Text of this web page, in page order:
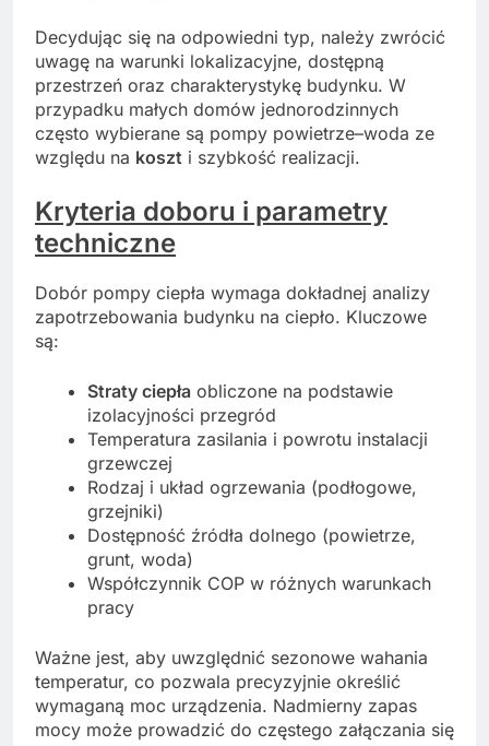
Decydując się na odpowiedni typ, należy zwrócić
uwagę na warunki lokalizacyjne, dostępną
przestrzeń oraz charakterystykę budynku. W
przypadku małych domów jednorodzinnych
często wybierane są pompy powietrze–woda ze
względu na koszt i szybkość realizacji.
Kryteria doboru i parametry
techniczne
Dobór pompy ciepła wymaga dokładnej analizy
zapotrzebowania budynku na ciepło. Kluczowe
są:
Straty ciepła obliczone na podstawie
izolacyjności przegród
Temperatura zasilania i powrotu instalacji
grzewczej
Rodzaj i układ ogrzewania (podłogowe,
grzejniki)
Dostępność źródła dolnego (powietrze,
grunt, woda)
Współczynnik COP w różnych warunkach
pracy
Ważne jest, aby uwzględnić sezonowe wahania
temperatur, co pozwala precyzyjnie określić
wymaganą moc urządzenia. Nadmierny zapas
mocy może prowadzić do częstego załączania się